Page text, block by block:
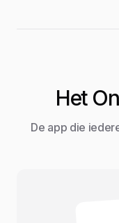
Het
De app die